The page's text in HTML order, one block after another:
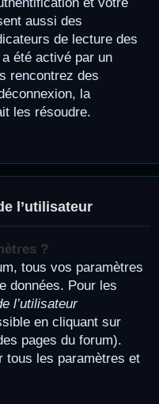
aussi des
de lecture des
été activé par un
rencontrez des
la
les résoudre.
l’utilisateur
?
tous vos paramètres
données. Pour les
l’utilisateur
en cliquant sur
pages du forum).
tous les paramètres et